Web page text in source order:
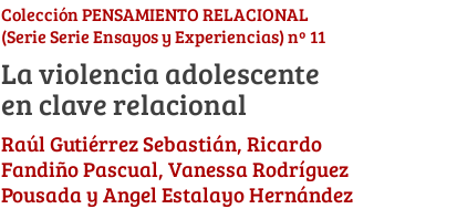
Colección PENSAMIENTO RELACIONAL
(Serie Serie Ensayos y Experiencias) nº 11
La violencia adolescente
en clave relacional
Raúl Gutiérrez Sebastián, Ricardo
Fandiño Pascual, Vanessa Rodríguez
Pousada y Angel Estalayo Hernández